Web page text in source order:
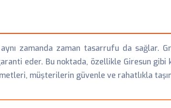
zamanda zaman tasarrufu da sağlar.
eder. Bu noktada, özellikle Giresun gibi
müşterilerin güvenle ve rahatlıkla